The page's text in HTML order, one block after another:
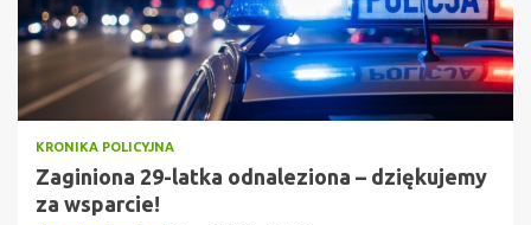
KRONIKA POLICYJNA
Zaginiona 29-latka odnaleziona – dziękujemy
za wsparcie!